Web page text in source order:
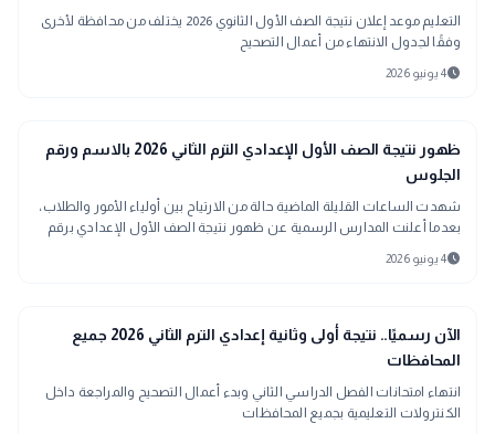
التعليم موعد إعلان نتيجة الصف الأول الثانوي 2026 يختلف من محافظة لأخرى
وفقًا لجدول الانتهاء من أعمال التصحيح
schedule4 يونيو 2026
school
مدارس وجامعات
ظهور نتيجة الصف الأول الإعدادي الترم الثاني 2026 بالاسم ورقم
الجلوس
شهدت الساعات القليلة الماضية حالة من الارتياح بين أولياء الأمور والطلاب،
بعدما أعلنت المدارس الرسمية عن ظهور نتيجة الصف الأول الإعدادي برقم
الجلوس والاسم 2026 الترم الثاني.
schedule4 يونيو 2026
school
مدارس وجامعات
الآن رسميًا.. نتيجة أولى وثانية إعدادي الترم الثاني 2026 جميع
المحافظات
انتهاء امتحانات الفصل الدراسي الثاني وبدء أعمال التصحيح والمراجعة داخل
الكنترولات التعليمية بجميع المحافظات